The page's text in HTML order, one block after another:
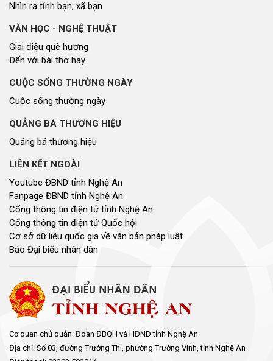
Nhìn ra tỉnh bạn, xã bạn
VĂN HỌC - NGHỆ THUẬT
Giai điệu quê hương
Đến với bài thơ hay
CUỘC SỐNG THƯỜNG NGÀY
Cuộc sống thường ngày
QUẢNG BÁ THƯƠNG HIỆU
Quảng bá thương hiệu
LIÊN KẾT NGOÀI
Youtube ĐBND tỉnh Nghệ An
Fanpage ĐBND tỉnh Nghệ An
Cổng thông tin điện tử tỉnh Nghệ An
Cổng thông tin điện tử Quốc hội
Cơ sở dữ liệu quốc gia về văn bản pháp luật
Báo Đại biểu nhân dân
Cơ quan chủ quản: Đoàn ĐBQH và HĐND tỉnh Nghệ An
Địa chỉ: Số 03, đường Trường Thi, phường Trường Vinh, tỉnh Nghệ An